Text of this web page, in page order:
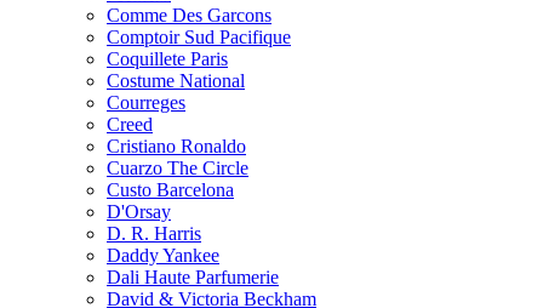
Comme Des Garcons
Comptoir Sud Pacifique
Coquillete Paris
Costume National
Courreges
Creed
Cristiano Ronaldo
Cuarzo The Circle
Custo Barcelona
D'Orsay
D. R. Harris
Daddy Yankee
Dali Haute Parfumerie
David & Victoria Beckham